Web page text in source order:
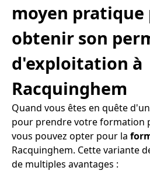
moyen pratique
obtenir son
d'exploitation à
Racquinghem
Quand vous êtes en quête
pour prendre votre formation
vous pouvez opter pour la
Racquinghem. Cette variante
de multiples avantages :